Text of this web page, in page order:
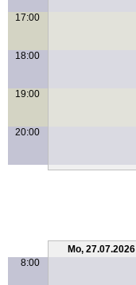
17:00
18:00
19:00
20:00
Mo, 27.07.2026
8:00